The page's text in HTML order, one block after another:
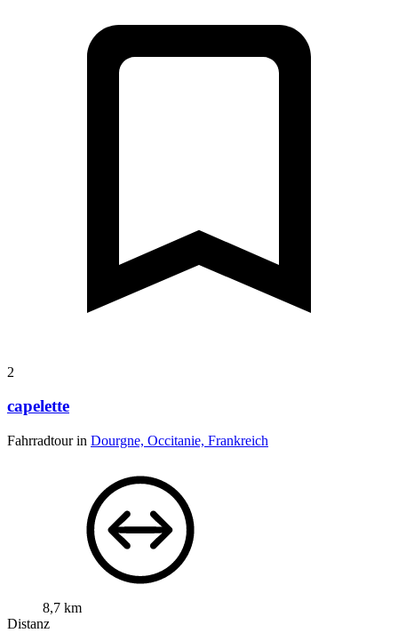
2
capelette
Fahrradtour in Dourgne, Occitanie, Frankreich
8,7 km
Distanz